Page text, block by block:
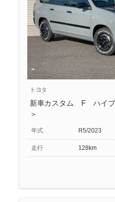
トヨタ
新車カスタム F ハイブ
＞
年式 R5/2023
走行 128km